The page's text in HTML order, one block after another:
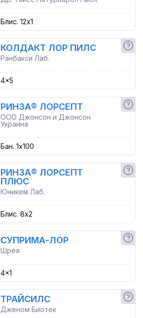
Блис. 12x1
КОЛДАКТ ЛОР ПИЛС
Ранбакси Лаб.
4x5
РИНЗА® ЛОРСЕПТ
ООО Джонсон и Джонсон
Украина
Бан. 1x100
РИНЗА® ЛОРСЕПТ
ПЛЮС
Юникем Лаб.
Блис. 8x2
СУПРИМА-ЛОР
Шрея
4x1
ТРАЙСИЛС
Дженом Биотек